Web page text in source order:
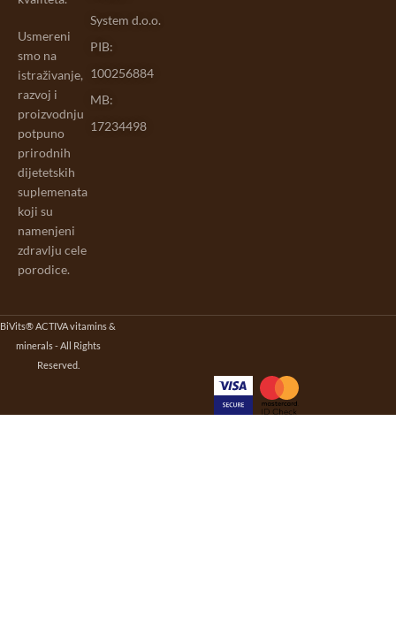
Usmereni
smo na
istraživanje,
razvoj i
proizvodnju
potpuno
prirodnih
dijetetskih
suplemenata
koji su
namenjeni
zdravlju cele
porodice.
System d.o.o.
PIB:
100256884
MB:
17234498
BiVits® ACTIVA vitamins &
minerals - All Rights
Reserved.